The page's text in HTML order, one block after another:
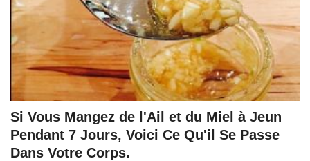
Si Vous Mangez de l'Ail et du Miel à Jeun
Pendant 7 Jours, Voici Ce Qu'il Se Passe
Dans Votre Corps.